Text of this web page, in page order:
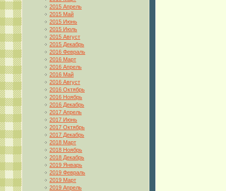
2015 Апрель
2015 Май
2015 Июнь
2015 Июль
2015 Август
2015 Декабрь
2016 Февраль
2016 Март
2016 Апрель
2016 Май
2016 Август
2016 Октябрь
2016 Ноябрь
2016 Декабрь
2017 Апрель
2017 Июнь
2017 Октябрь
2017 Декабрь
2018 Март
2018 Ноябрь
2018 Декабрь
2019 Январь
2019 Февраль
2019 Март
2019 Апрель